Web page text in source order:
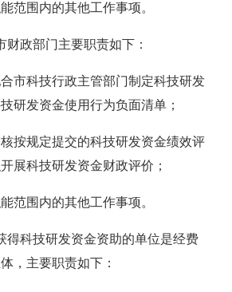
围内的其他工作事项。
政部门主要职责如下：
科技行政主管部门制定科技研发
研发资金使用行为负面清单；
规定提交的科技研发资金绩效评
展科技研发资金财政评价；
围内的其他工作事项。
科技研发资金资助的单位是经费
，主要职责如下：